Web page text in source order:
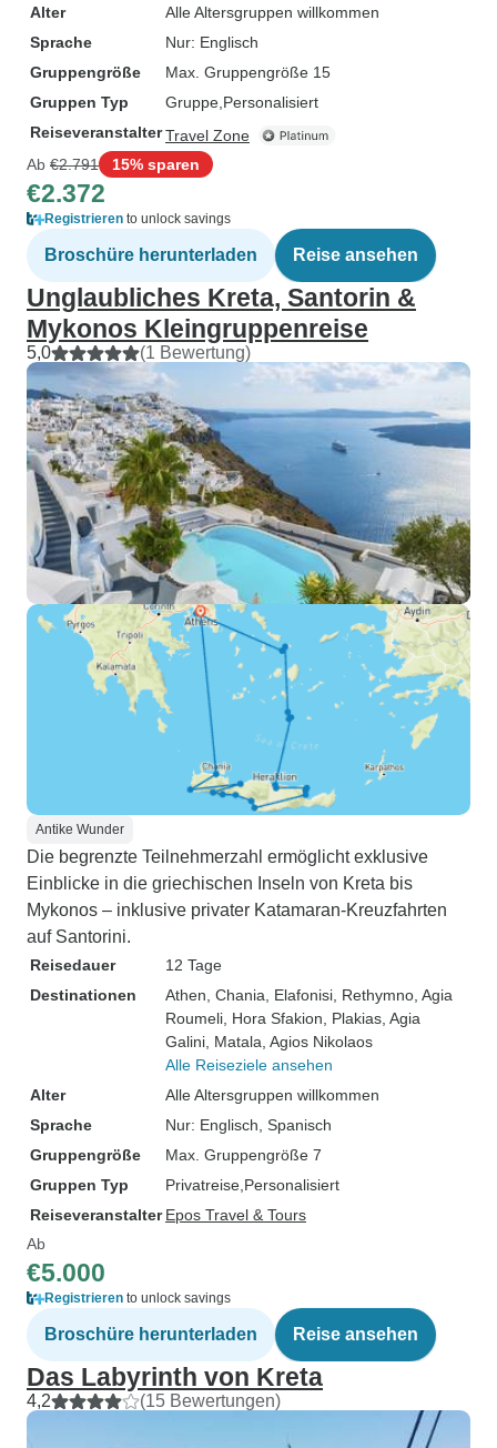
Alter
Alle Altersgruppen willkommen
Sprache
Nur: Englisch
Gruppengröße
Max. Gruppengröße 15
Gruppen Typ
Gruppe Personalisiert
ReiseveranstalterTravel Zone
Ab €2.791 15% sparen
€2.372
Registrieren to unlock savings
Broschüre herunterladen Reise ansehen
Unglaubliches Kreta, Santorin &
Mykonos Kleingruppenreise
5,0 (1 Bewertung)
Antike Wunder
Die begrenzte Teilnehmerzahl ermöglicht exklusive
Einblicke in die griechischen Inseln von Kreta bis
Mykonos – inklusive privater Katamaran-Kreuzfahrten
auf Santorini.
Reisedauer
12 Tage
Destinationen
Athen , Chania , Elafonisi , Rethymno , Agia
Roumeli , Hora Sfakion , Plakias , Agia
Galini , Matala , Agios Nikolaos
Alle Reiseziele ansehen
Alter
Alle Altersgruppen willkommen
Sprache
Nur: Englisch, Spanisch
Gruppengröße
Max. Gruppengröße 7
Gruppen Typ
Privatreise Personalisiert
Reiseveranstalter Epos Travel & Tours
Ab
€5.000
Registrieren to unlock savings
Broschüre herunterladen Reise ansehen
Das Labyrinth von Kreta
4,2 (15 Bewertungen)